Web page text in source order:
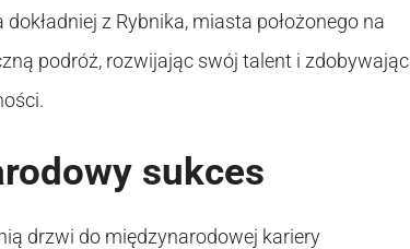
z Rybnika, miasta położonego na
podróż, rozwijając swój talent i zdobywając
sukces
drzwi do międzynarodowej kariery